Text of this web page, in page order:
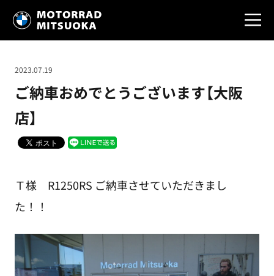
ご納車おめでとうございます【大阪
店】
2023.07.19
Ｔ様 R1250RS ご納車させていただきまし
た！！